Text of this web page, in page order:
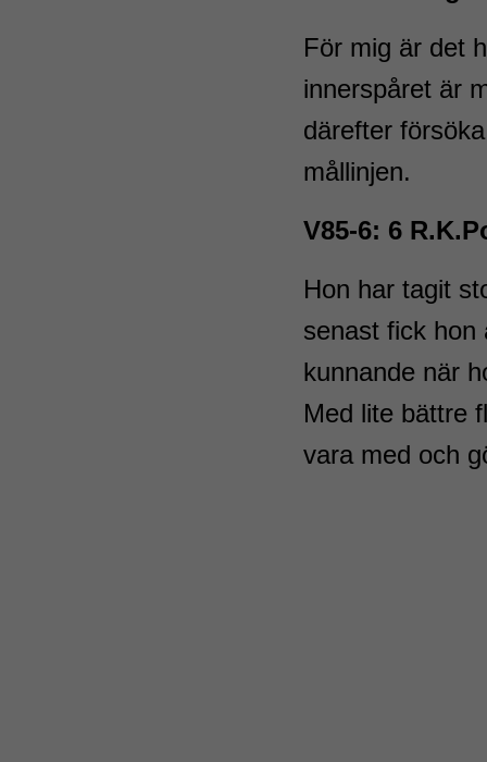
För mig är det
innerspåret är
därefter
mållinjen.
V85-6: 6
Hon har tagit
senast fick hon
kunnande när
Med lite bättre
vara med och